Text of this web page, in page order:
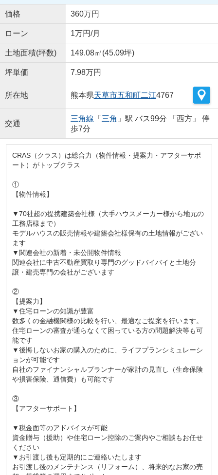
価格 360万円
ローン 1万円/月
土地面積(坪数) 149.08㎡(45.09坪)
坪単価 7.98万円
所在地 熊本県天草市五和町二江4767
交通
三角線 「 三角 」駅 バス99分 「西方」 停
歩7分
CRAS（クラス）は総合力（物件情報・提案力・アフターサポ
ート）がトップクラス
①
【物件情報】
▼70社超の提携建築会社様（大手ハウスメーカー様から地元の
工務店様まで）
モデルハウスの販売情報や建築会社様保有の土地情報がござい
ます
▼関連会社の新着・未公開物件情報
関連会社に中古不動産買取り専門のグッドバイバイと土地分
譲・建売専門の会社がございます
②
【提案力】
▼住宅ローンの知識が豊富
数多くの金融機関様の比較を行い、最適なご提案を行います。
住宅ローンの審査が通らなくて困っている方の問題解決等も可
能です
▼後悔しないお家の購入のために、ライフプランシミュレーシ
ョンが可能です
自社のファイナンシャルプランナーが家計の見直し（生命保険
や損害保険、通信費）も可能です
③
【アフターサポート】
▼税金面等のアドバイスが可能
資金贈与（援助）や住宅ローン控除のご案内やご相談もお任せ
ください
▼お引渡し後も定期的にご連絡いたします
お引渡し後のメンテナンス（リフォーム）、将来的なお家の売